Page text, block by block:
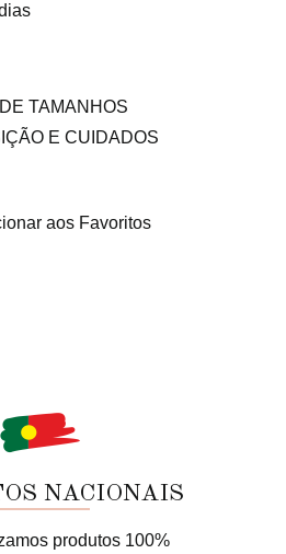
TAMANHOS
E CUIDADOS
aos Favoritos
NACIONAIS
produtos 100%